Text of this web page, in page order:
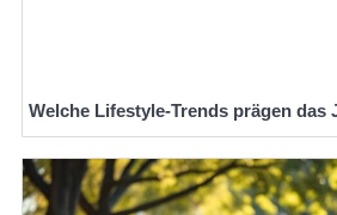
Welche Lifestyle-Trends prägen das